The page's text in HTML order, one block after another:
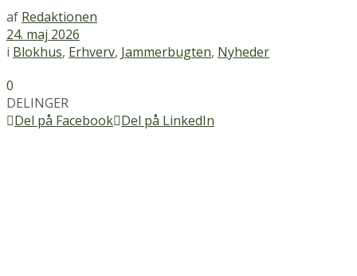
af Redaktionen
24. maj 2026
i Blokhus, Erhverv, Jammerbugten, Nyheder
0
DELINGER
Del på Facebook Del på LinkedIn